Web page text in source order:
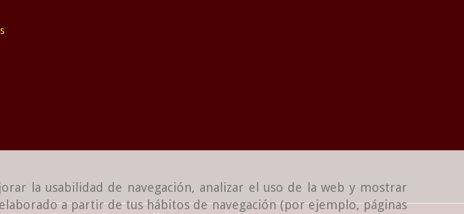
la usabilidad de navegación, analizar el uso de la web y mostrar
a partir de tus hábitos de navegación (por ejemplo, páginas